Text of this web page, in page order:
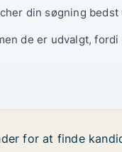
din søgning bedst
de er udvalgt,
for at finde